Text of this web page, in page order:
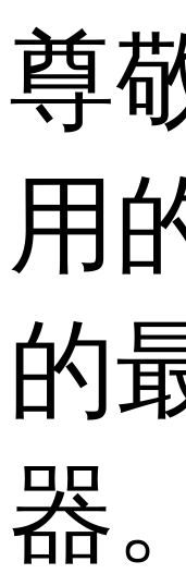
尊
用
的
器